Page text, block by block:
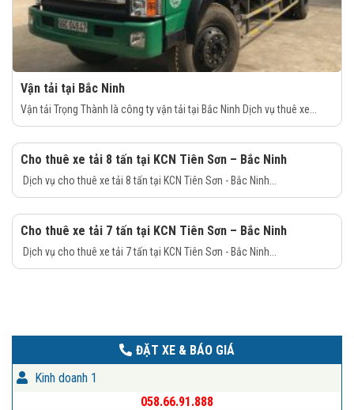
Vận tải tại Bắc Ninh
Vận tải Trọng Thành là công ty vận tải tại Bắc Ninh Dịch vụ thuê xe...
Cho thuê xe tải 8 tấn tại KCN Tiên Sơn – Bắc Ninh
Dịch vụ cho thuê xe tải 8 tấn tại KCN Tiên Sơn - Bắc Ninh...
Cho thuê xe tải 7 tấn tại KCN Tiên Sơn – Bắc Ninh
Dịch vụ cho thuê xe tải 7 tấn tại KCN Tiên Sơn - Bắc Ninh...
ĐẶT XE & BÁO GIÁ
Kinh doanh 1
058.66.91.888